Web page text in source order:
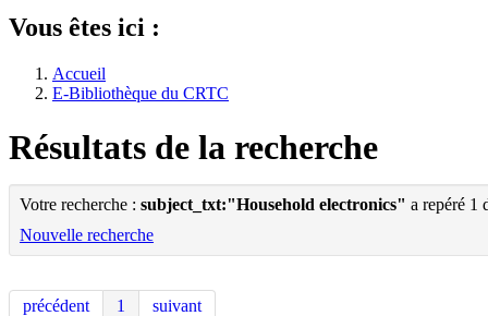
Vous êtes ici :
Accueil
E-Bibliothèque du CRTC
Résultats de la recherche
Votre recherche : subject_txt:"Household electronics" a repéré 1
Nouvelle recherche
précédent 1 suivant